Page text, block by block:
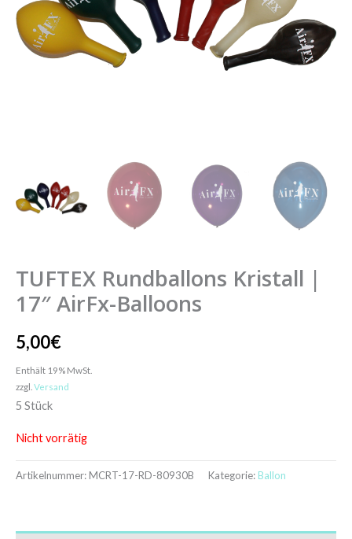
TUFTEX Rundballons Kristall |
17″ AirFx-Balloons
5,00€
Enthält 19% MwSt.
zzgl. Versand
5 Stück
Nicht vorrätig
Artikelnummer:MCRT-17-RD-80930B Kategorie: Ballon